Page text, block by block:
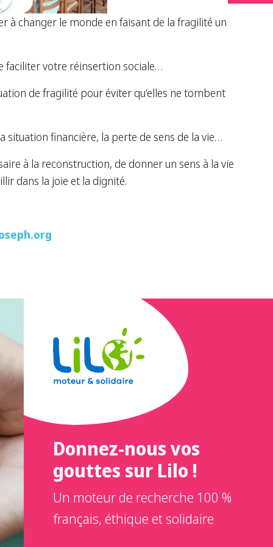
à changer le monde en faisant de la fragilité un
faciliter votre réinsertion sociale…
de fragilité pour éviter qu’elles ne tombent
situation financière, la perte de sens de la vie…
à la reconstruction, de donner un sens à la vie
dans la joie et la dignité.
Donnez-nous vos
gouttes sur Lilo !
Un moteur de recherche 100 %
français, éthique et solidaire